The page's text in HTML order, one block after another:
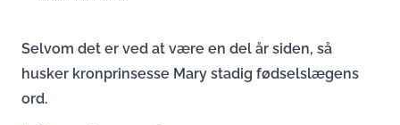
Selvom det er ved at være en del år siden, så
husker kronprinsesse Mary stadig fødselslægens
ord.